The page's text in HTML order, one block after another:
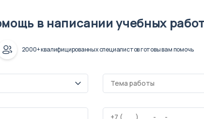
в написании учебных
2000+ квалифицированных специалистов готовы вам помочь